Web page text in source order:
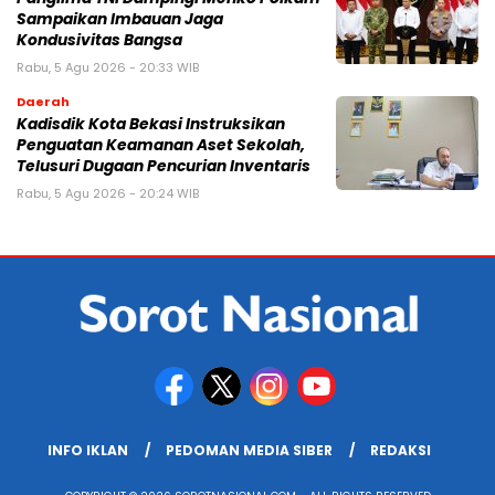
Sampaikan Imbauan Jaga
Kondusivitas Bangsa
Rabu, 5 Agu 2026 - 20:33 WIB
Daerah
Kadisdik Kota Bekasi Instruksikan
Penguatan Keamanan Aset Sekolah,
Telusuri Dugaan Pencurian Inventaris
Rabu, 5 Agu 2026 - 20:24 WIB
INFO IKLAN PEDOMAN MEDIA SIBER REDAKSI